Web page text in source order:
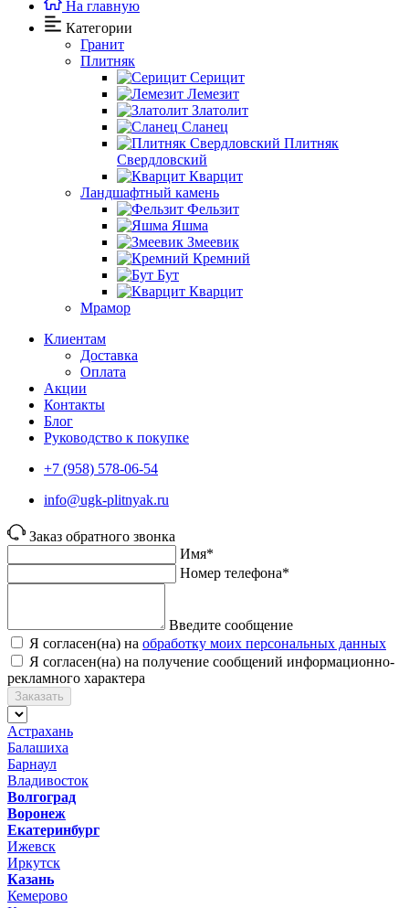
На главную
Категории
Гранит
Плитняк
Серицит
Лемезит
Златолит
Сланец
Плитняк
Свердловский
Кварцит
Ландшафтный камень
Фельзит
Яшма
Змеевик
Кремний
Бут
Кварцит
Мрамор
Клиентам
Доставка
Оплата
Акции
Контакты
Блог
Руководство к покупке
+7 (958) 578-06-54
info@ugk-plitnyak.ru
Заказ обратного звонка
Имя*
Номер телефона*
Введите сообщение
Я согласен(на) на обработку моих персональных данных
Я согласен(на) на получение сообщений информационно-
рекламного характера
Заказать
Астрахань
Балашиха
Барнаул
Владивосток
Волгоград
Воронеж
Екатеринбург
Ижевск
Иркутск
Казань
Кемерово